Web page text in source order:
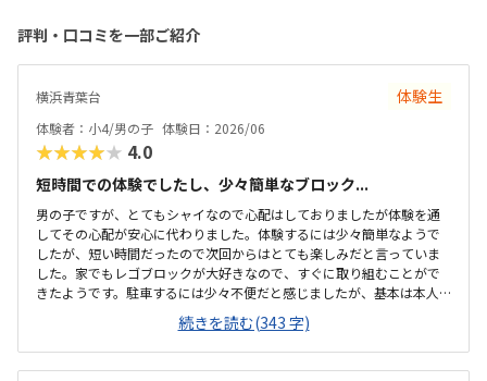
評判・口コミを一部ご紹介
横浜青葉台 体験生
体験者：小4/男の子 体験日：2026/06
★★★★★ 4.0
短時間での体験でしたし、少々簡単なブロック...
男の子ですが、とてもシャイなので心配はしておりましたが体験を通
してその心配が安心に代わりました。体験するには少々簡単なようで
したが、短い時間だったので次回からはとても楽しみだと言っていま
した。家でもレゴブロックが大好きなので、すぐに取り組むことがで
きたようです。駐車するには少々不便だと感じましたが、基本は本人
の送迎だけになるので問題ないと感じましたし、駅ちかでなくても車
なので問題ないです落ち着いた雰囲気でしたが、作業スペースが子供
の人数には狭いのではないかと思いました。せめて1か月3回 もしく
は90分ではなく120分だといいかなと、プログラミング教室は週1回の
続きを読む(343 字)